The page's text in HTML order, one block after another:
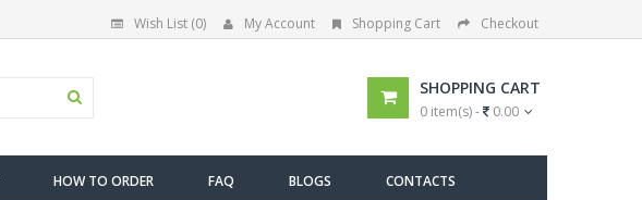
Wish List (0) My Account Shopping Cart Checkout
SHOPPING CART
0 item(s) - 0.00
HOW TO ORDER FAQ BLOGS CONTACTS